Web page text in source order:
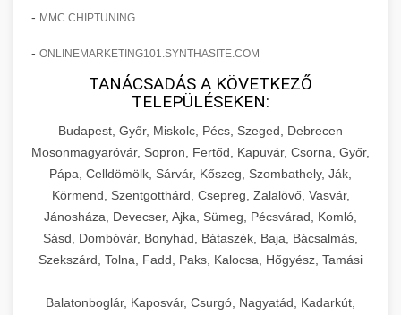
- MMC CHIPTUNING
- ONLINEMARKETING101.SYNTHASITE.COM
TANÁCSADÁS A KÖVETKEZŐ
TELEPÜLÉSEKEN:
Budapest, Győr, Miskolc, Pécs, Szeged, Debrecen
Mosonmagyaróvár, Sopron, Fertőd, Kapuvár, Csorna, Győr,
Pápa, Celldömölk, Sárvár, Kőszeg, Szombathely, Ják,
Körmend, Szentgotthárd, Csepreg, Zalalövő, Vasvár,
Jánosháza, Devecser, Ajka, Sümeg, Pécsvárad, Komló,
Sásd, Dombóvár, Bonyhád, Bátaszék, Baja, Bácsalmás,
Szekszárd, Tolna, Fadd, Paks, Kalocsa, Hőgyész, Tamási
Balatonboglár, Kaposvár, Csurgó, Nagyatád, Kadarkút,